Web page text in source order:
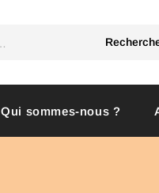
Qui sommes-nous ?